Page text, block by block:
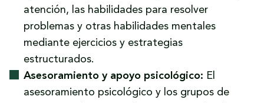
médica y explorar las opciones legales de
recuperación e indemnización.
atención, las habilidades para resolver
problemas y otras habilidades mentales
mediante ejercicios y estrategias
estructurados.
Asesoramiento y apoyo psicológico: El
asesoramiento psicológico y los grupos de